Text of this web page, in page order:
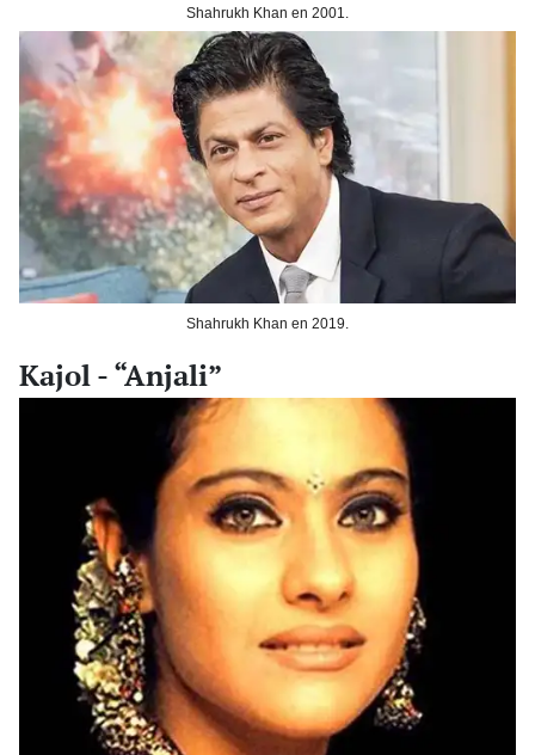
Shahrukh Khan en 2001.
Shahrukh Khan en 2019.
Kajol - “Anjali”